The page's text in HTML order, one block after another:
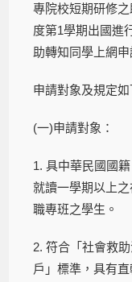
專院校短期研修
度第1學期出國進
助轉知同學上網申
申請對象及規定如
(一)申請對象：
1. 具中華民國國
就讀一學期以上
職專班之學生。
2. 符合「社會救
戶」標準，具有